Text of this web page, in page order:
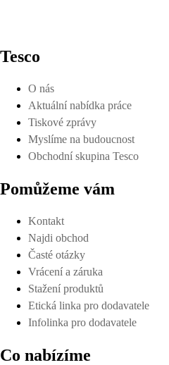
Tesco
O nás
Aktuální nabídka práce
Tiskové zprávy
Myslíme na budoucnost
Obchodní skupina Tesco
Pomůžeme vám
Kontakt
Najdi obchod
Časté otázky
Vrácení a záruka
Stažení produktů
Etická linka pro dodavatele
Infolinka pro dodavatele
Co nabízíme